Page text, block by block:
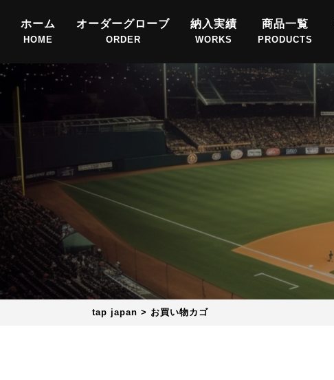
ホーム
HOME
オーダーグローブ
ORDER
納入実績
WORKS
商品一覧
PRODUCTS
tap japan > お買い物カゴ